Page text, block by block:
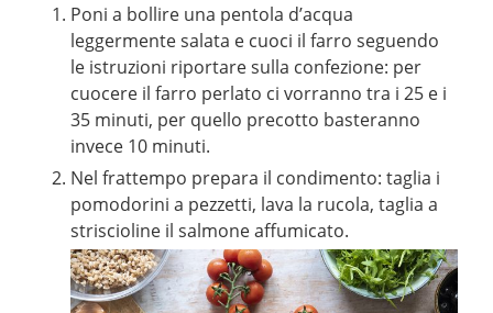
Poni a bollire una pentola d’acqua
leggermente salata e cuoci il farro seguendo
le istruzioni riportare sulla confezione: per
cuocere il farro perlato ci vorranno tra i 25 e i
35 minuti, per quello precotto basteranno
invece 10 minuti.
Nel frattempo prepara il condimento: taglia i
pomodorini a pezzetti, lava la rucola, taglia a
striscioline il salmone affumicato.